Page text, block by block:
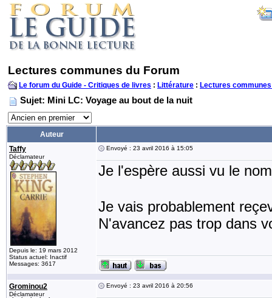
Lectures communes du Forum
Le forum du Guide - Critiques de livres : Littérature : Lectures
Sujet: Mini LC: Voyage au bout de la nuit
Auteur
Taffy
Déclamateur
Depuis le: 19 mars 2012
Status actuel: Inactif
Messages: 3617
Envoyé : 23 avril 2016 à 15:05
Je l'espère aussi vu le
Je vais probablement
N'avancez pas trop dans
Grominou2
Déclamateur
Envoyé : 23 avril 2016 à 20:56